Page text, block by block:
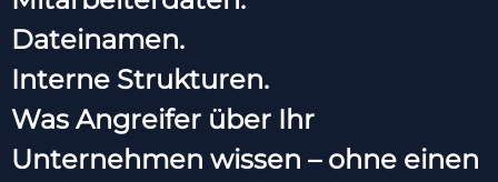
Dateinamen.
Interne Strukturen.
Was Angreifer über Ihr
Unternehmen wissen – ohne einen